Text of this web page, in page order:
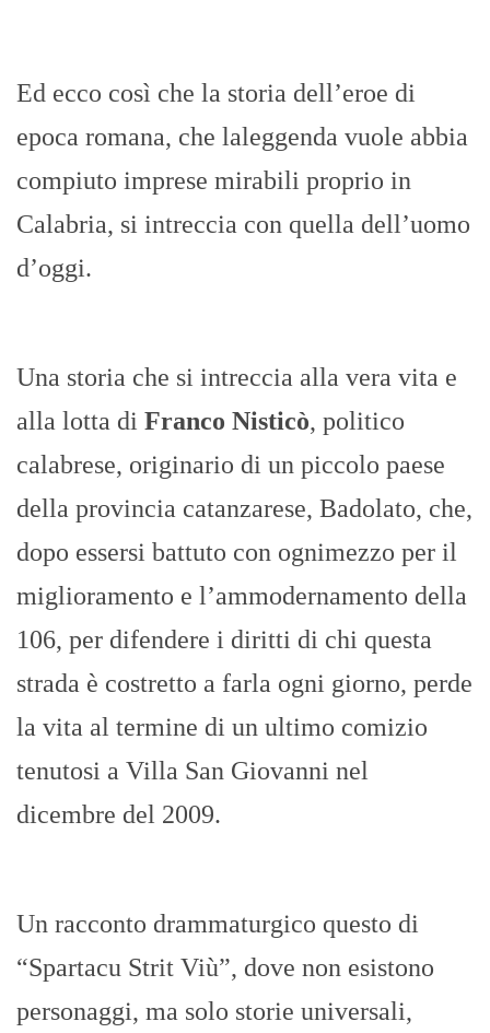
Ed ecco così che la storia dell’eroe di
epoca romana, che laleggenda vuole abbia
compiuto imprese mirabili proprio in
Calabria, si intreccia con quella dell’uomo
d’oggi.
Una storia che si intreccia alla vera vita e
alla lotta di Franco Nisticò, politico
calabrese, originario di un piccolo paese
della provincia catanzarese, Badolato, che,
dopo essersi battuto con ognimezzo per il
miglioramento e l’ammodernamento della
106, per difendere i diritti di chi questa
strada è costretto a farla ogni giorno, perde
la vita al termine di un ultimo comizio
tenutosi a Villa San Giovanni nel
dicembre del 2009.
Un racconto drammaturgico questo di
“Spartacu Strit Viù”, dove non esistono
personaggi, ma solo storie universali,